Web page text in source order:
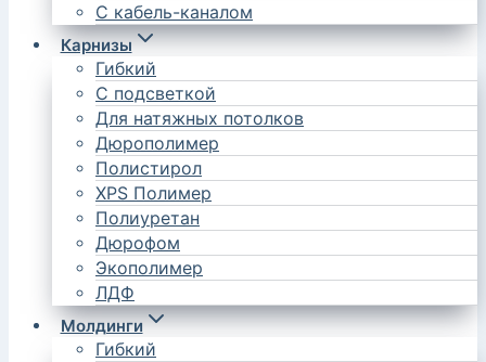
С кабель-каналом
Карнизы
Гибкий
С подсветкой
Для натяжных потолков
Дюрополимер
Полистирол
XPS Полимер
Полиуретан
Дюрофом
Экополимер
ЛДФ
Молдинги
Гибкий